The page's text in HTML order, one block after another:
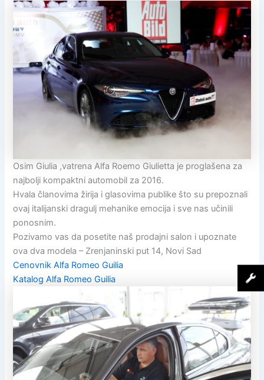
Osim Giulia ,vatrena Alfa Roemo Giulietta je proglašena za
najbolji kompaktni automobil za 2016.
Hvala članovima žirija i glasovima publike što su prepoznali
ovaj italijanski dragulj mehanike emocija i sve nas učinili
ponosnim.
Pozivamo vas da posetite naš prodajni salon i upoznate
ova dva modela – Zrenjaninski put 14, Novi Sad
Cenovnik Alfa Romeo Guilia
Katalog Alfa Romeo Guilia